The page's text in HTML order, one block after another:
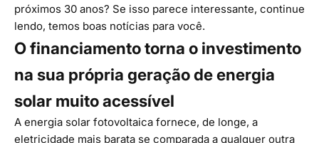
próximos 30 anos? Se isso parece interessante, continue
lendo, temos boas notícias para você.
O financiamento torna o investimento
na sua própria geração de energia
solar muito acessível
A energia solar fotovoltaica fornece, de longe, a
eletricidade mais barata se comparada a qualquer outra